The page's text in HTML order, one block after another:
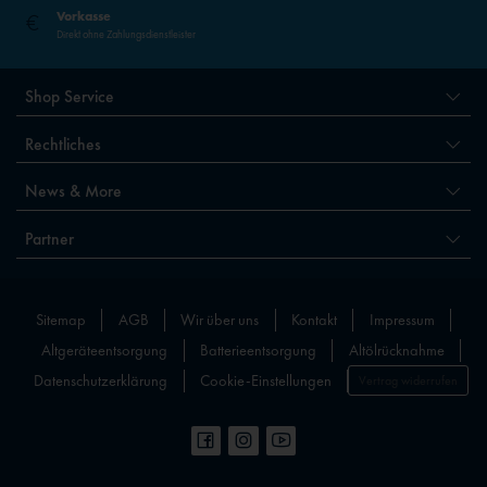
Vorkasse
Direkt ohne Zahlungsdienstleister
Shop Service
Rechtliches
News & More
Partner
Sitemap AGB Wir über uns Kontakt
Impressum
Altgeräteentsorgung
Batterieentsorgung
Altölrücknahme
Datenschutzerklärung
Cookie-Einstellungen